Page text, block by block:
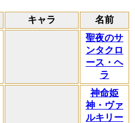
キャラ 名前
聖夜のサ
ンタクロ
ース・ヘ
ラ
神命姫
神・ヴァ
ルキリー